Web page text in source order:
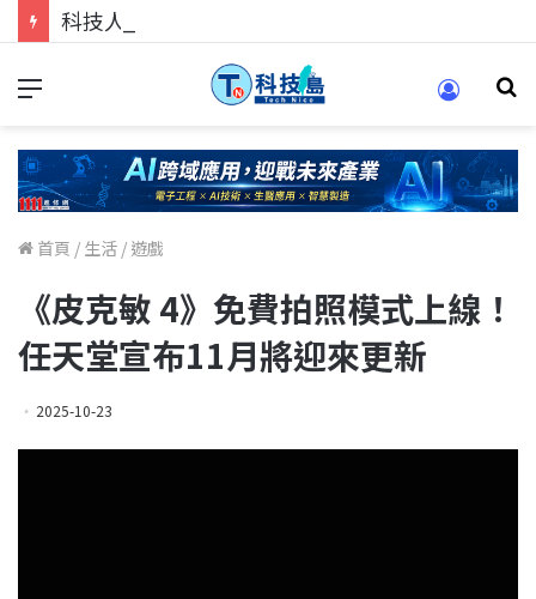
首頁 / 生活 / 遊戲
《皮克敏 4》免費拍照模式上線！
任天堂宣布11月將迎來更新
2025-10-23